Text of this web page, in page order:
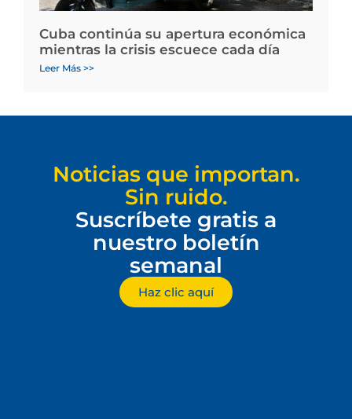
Cuba continúa su apertura económica
mientras la crisis escuece cada día
Leer Más >>
Noticias que importan.
Sin ruido.
Suscríbete gratis a
nuestro boletín
semanal
Haz clic aquí